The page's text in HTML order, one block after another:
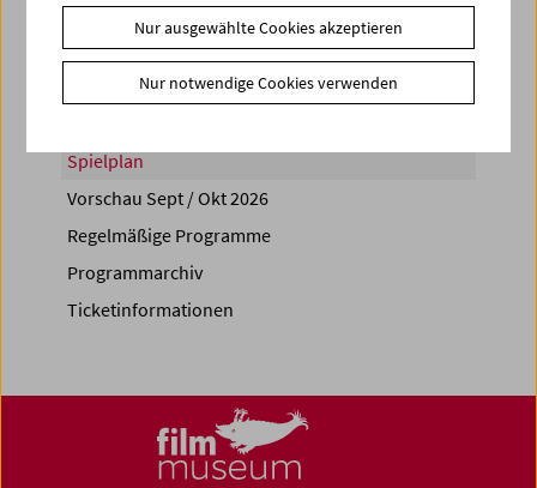
Share on
Spielplan
Vorschau Sept / Okt 2026
Regelmäßige Programme
Programmarchiv
Ticketinformationen
Nur ausgewählte Cookies akzeptieren
Nur notwendige Cookies verwenden